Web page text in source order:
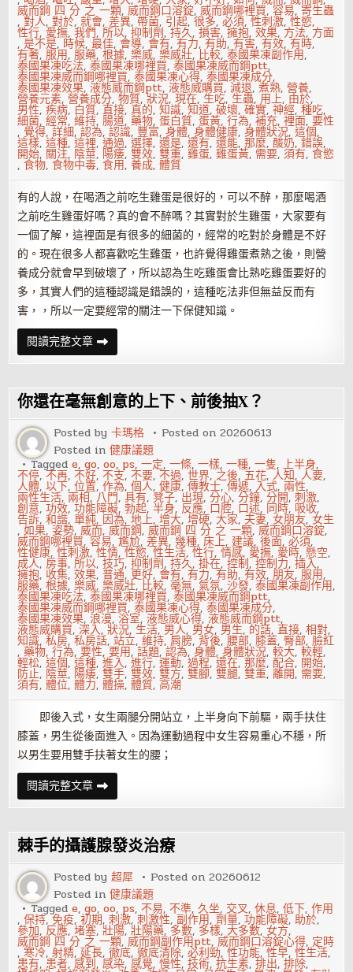
和
鹽
威而鋼 四 分 之 一顆,威而鋼口溶錠,威而鋼哪裡買,容易,寄生蟲
,對人,對於,就會,差異,帶菌, 引起,很多,必須,性刺激,性慾,
性行, 愛撫,我們,所以,抑制劑,持久,損害,擁抱,效果, 方法, 方面
,是不是, 時候,最佳, 會導, 會有,有力,有助,有害,有效,有時,
有著,服用,服藥,根據,樂威,樂威壯, 比較,泰國果凍副作用,
泰國果凍吃法,泰國果凍哪裡買,泰國果凍威而鋼ptt,
泰國果凍威而鋼哪裡買,泰國果凍心得,泰國果凍成分,
泰國果凍效果,液態威而鋼ptt,液態威購買,減退,煮熟,營養,
營養元素,營養成分,物質,狀況,現在,生吃,生蟲, 用上, 由於,
男性,疾病, 白質,直接,真的,知識,知道,破壞,確實,神經,種吃,
細菌,經常,維持,腸道,藥物,蛋白質,蛋黃,行為,補充,裡面,要性
, 覺得,詳細,認為,認識, 豐富,身體,身體健康,身體狀況,這個,
這樣,這種,這裡,通過,選擇,還是,還有,還能,那麼,酸奶,錯誤,
開始, 關注, 陰莖, 陽痿,雙效,雙重,雞蛋,雞蛋黃, 需要,須有,食慾
,食物,食物中毒,食用,養成,體質
有的人說，在喝酒之前吃生雞蛋是很好的，可以不醉，那麼喝酒
之前吃生雞蛋好嗎？真的會不醉嗎？其實對於生雞蛋，大家要有
一個了解，這裡面是有很多的細菌的，經常的吃對於身體是不好
的。現在很多人都喜歡吃生雞蛋，也許覺得雞蛋煮熟之後，則營
養成分就會早到破壞了，所以認為生吃雞蛋會比熟吃雞蛋要好的
多，其實人們的這種認識是錯誤的，這種吃法非但無益反而有
害，，所以一定要經常的關注一下保健知識。
閱讀完整文章喝
酒
前
生
雞
蛋
你還在毫無創意的上下、前後抽X？
Posted by卡瑪格 Posted on20260613
Posted in健康議題
Taggede,go,oo, ps,一定,一條,一樣,一種,一隻,上半身,
不停,不再,不好,不支,不要,不過,世界, 之後,五花,人知,人要,
人體,以下,位置,作為,個人,健康,傳教士,傳遞, 入式, 兩性,
兩性生活, 兩相, 八門,具有,凳子, 出現,分心,分鐘,分開,刺激,
創意,功效,功能障礙,勃起,半身, 反應, 口腔, 口述, 同時, 吸收,
告訴,和諧,單純, 因為,地上,增大,增硬,大家, 夫妻,女朋友,女生
,如果,姿勢,威而,威而鋼,威而鋼 四 分 之 一顆,威而鋼口溶錠,
威而鋼哪裡買,容易,尷尬,差異,幾種,床上, 建議,後面,必須,
性健康,性刺激,性情,性慾,性生活,性行,情感, 愛撫, 愛時,懸空,
成人,房事,所以,技巧,抑制劑,持久,掛在,控制,控制力,插入,
擁抱, 收集,效果,普通, 更好, 會有,有力,有助,有效,朋友,服用,
服藥,根據,樂威,樂威壯, 比較,毫無,氣氛,沙發,泰國果凍副作用,
泰國果凍吃法,泰國果凍哪裡買,泰國果凍威而鋼ptt,
泰國果凍威而鋼哪裡買,泰國果凍心得,泰國果凍成分,
泰國果凍效果,浪漫,浴室,液態威心得,液態威而鋼ptt,
液態威購買,深入,狀況,生活, 男人, 男女, 男生, 的話,直接,相對,
知識,私房,私房話,站立,維持,肩膀,背後,腰部,膝蓋,臀部,臉紅
,藥物,行為,要性,要用,話題,認為,身體,身體狀況,較大,較輕,
輕松,這個,這種,進入,進行,運動,過程,還在,那麼,配合, 開始,
防止, 陰莖, 陽痿,雙手,雙效,雙方,雙腳,雙腿,雙重,離開, 需要,
須有,體位,體力,體操,體質,高潮
即後入式，女生兩腿分開站立，上半身向下前驅，兩手扶住
膝蓋，男生從後面進入。因為運動過程中女生容易重心不穩，所
以男生要用雙手扶著女生的腰；
閱讀完整文章你
還
在
無
創
意
的
上
下、
前
後
抽
X？
棘手的攝護腺發炎治療
Posted by超犀 Posted on20260612
Posted in健康議題
Taggede,go,oo, ps,不易,不準,久坐, 交叉,休息,低下,作用
,保持,免疫,初期,刺激,刺激性,副作用,劑量,功能障礙,助於,
參加, 反應,堵塞,壯陽,壯陽藥, 多數, 多樣,大多數,女方,
威而鋼 四 分 之 一顆,威而鋼副作用ptt,威而鋼口溶錠心得, 定時
,寒冷,射精,延長,徹底,徹底清除,必利勁,性功能,性早,性生活,
患有, 患者,感到,感染,感覺,慢性,技術,抗生素,排出,排除,